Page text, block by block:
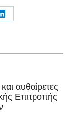
Share
LinkedIn
αυθαίρετες
Επιτροπής